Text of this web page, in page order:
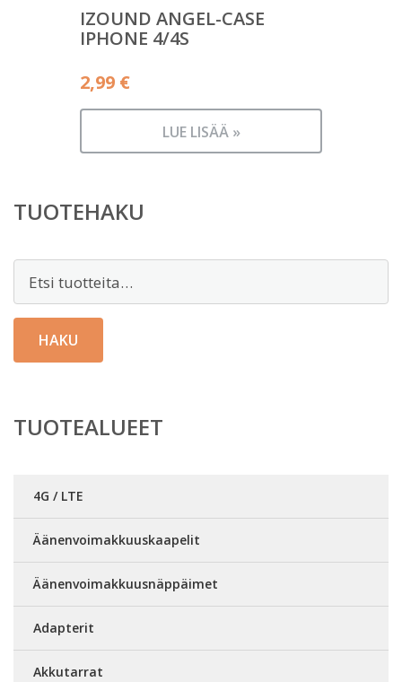
IZOUND ANGEL-CASE
IPHONE 4/4S
2,99 €
LUE LISÄÄ »
TUOTEHAKU
HAKU
TUOTEALUEET
4G / LTE
Äänenvoimakkuuskaapelit
Äänenvoimakkuusnäppäimet
Adapterit
Akkutarrat